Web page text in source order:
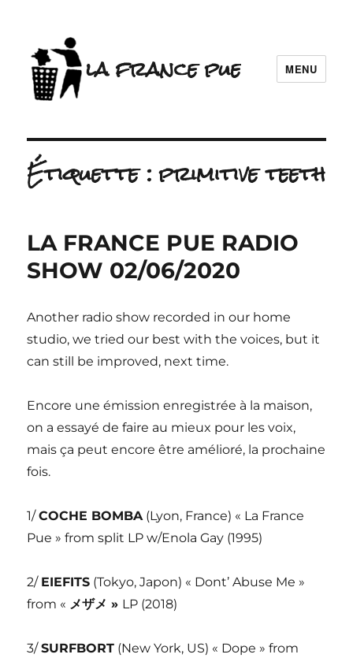
la france pue MENU
Étiquette :primitive teeth
LA FRANCE PUE RADIO
SHOW 02/06/2020
Another radio show recorded in our home
studio, we tried our best with the voices, but it
can still be improved, next time.
Encore une émission enregistrée à la maison,
on a essayé de faire au mieux pour les voix,
mais ça peut encore être amélioré, la prochaine
fois.
1/COCHE BOMBA(Lyon, France) « La France
Pue » from split LP w/Enola Gay (1995)
2/ EIEFITS (Tokyo, Japon) « Dont’ Abuse Me »
from « メザメ » LP (2018)
3/SURFBORT (New York, US) « Dope » from